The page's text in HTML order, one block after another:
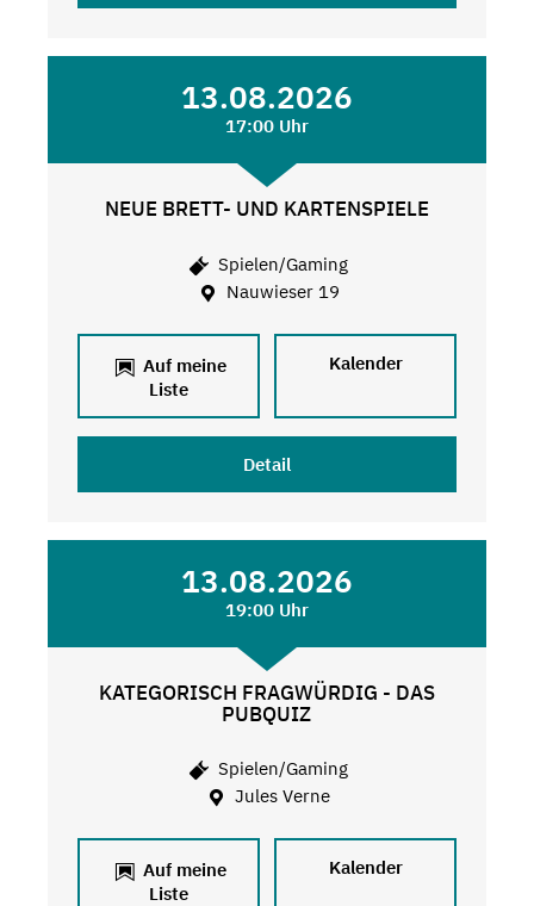
13.08.2026
17:00 Uhr
NEUE BRETT- UND KARTENSPIELE
Spielen/Gaming
Nauwieser 19
Auf meine
Liste
Kalender
Detail
13.08.2026
19:00 Uhr
KATEGORISCH FRAGWÜRDIG - DAS
PUBQUIZ
Spielen/Gaming
Jules Verne
Auf meine
Liste
Kalender